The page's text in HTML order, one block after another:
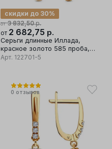
от 3 832,50р.
скидки до 30%
от 2 682,75 р.
Серьги длинные Иллада,
красное золото 585 проба,
вставка фианит
Арт. 122701-5
0 отзывов